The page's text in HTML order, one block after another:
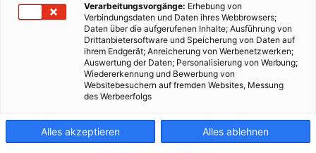
Verarbeitungsvorgänge: Erhebung von
Verbindungsdaten und Daten ihres Webbrowsers;
Daten über die aufgerufenen Inhalte; Ausführung von
Drittanbietersoftware und Speicherung von Daten auf
ihrem Endgerät; Anreicherung von Werbenetzwerken;
Auswertung der Daten; Personalisierung von Werbung;
Wiedererkennung und Bewerbung von
Websitebesuchern auf fremden Websites, Messung
des Werbeerfolgs
Alles akzeptieren Alles ablehnen